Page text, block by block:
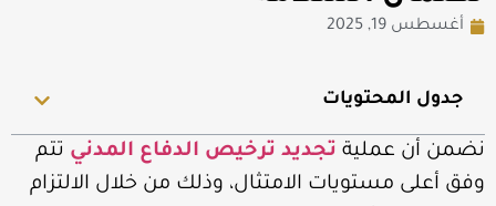
أغسطس 19, 2025
جدول المحتويات
نضمن أن عملية تجديد ترخيص الدفاع المدني تتم
وفق أعلى مستويات الامتثال، وذلك من خلال الالتزام